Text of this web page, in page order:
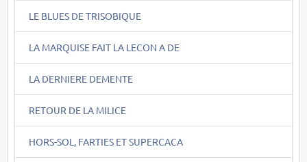
LE BLUES DE TRISOBIQUE
LA MARQUISE FAIT LA LECON A DE
LA DERNIERE DEMENTE
RETOUR DE LA MILICE
HORS-SOL, FARTIES ET SUPERCACA